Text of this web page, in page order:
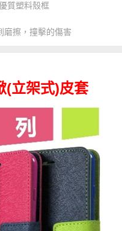
質塑料殼框
擦，撞擊的傷害
(立架式)皮套